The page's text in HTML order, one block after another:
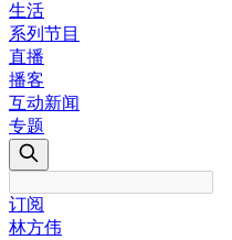
生活
系列节目
直播
播客
互动新闻
专题
订阅
林方伟